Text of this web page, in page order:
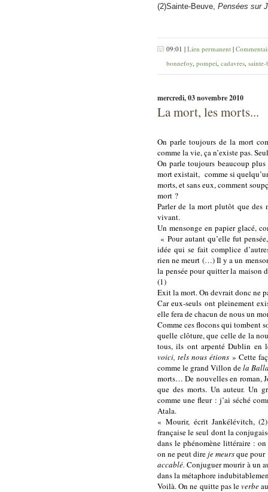
(2)Sainte-Beuve, Pensées sur
09:01 | Lien permanent |
bonnefoy pompei cadavres
mercredi, 03 novembre 2010
La mort, les morts...
On parle toujours de la mort
comme la vie, ça n’existe pas.
On parle toujours beaucoup
mort existait, comme si
morts, et sans eux, comment
mort ?
Parler de la mort plutôt que des
vivant.
Un mensonge en papier glacé,
« Pour autant qu’elle fut
idée qui se fait complice
rien ne meurt (…) Il y a un
la pensée pour quitter la maison
(1)
Exit la mort. On devrait donc ne
Car eux-seuls ont pleinement
elle fera de chacun de nous un
Comme ces flocons qui tombent
quelle clôture, que celle de la
tous, ils ont arpenté Dublin en
voici, tels nous étions » Cette
comme le grand Villon dela
morts… De nouvelles en roman,
que des morts. Un auteur. Un
comme une fleur : j’ai séché
Atala.
« Mourir, écrit Jankélévitch,
française le seul dont la
dans le phénomène littéraire :
on ne peut dire je meursque
accablé.Conjuguer mourir à un
dans la métaphore
Voilà. On ne quitte pas leverbe